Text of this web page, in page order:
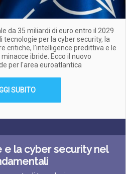
da 35 miliardi di euro entro il 2029
tecnologie per la cyber security, la
critiche, l’intelligence predittiva e le
ibride. Ecco il nuovo
per l'area euroatlantica
SUBITO
e la cyber security nel